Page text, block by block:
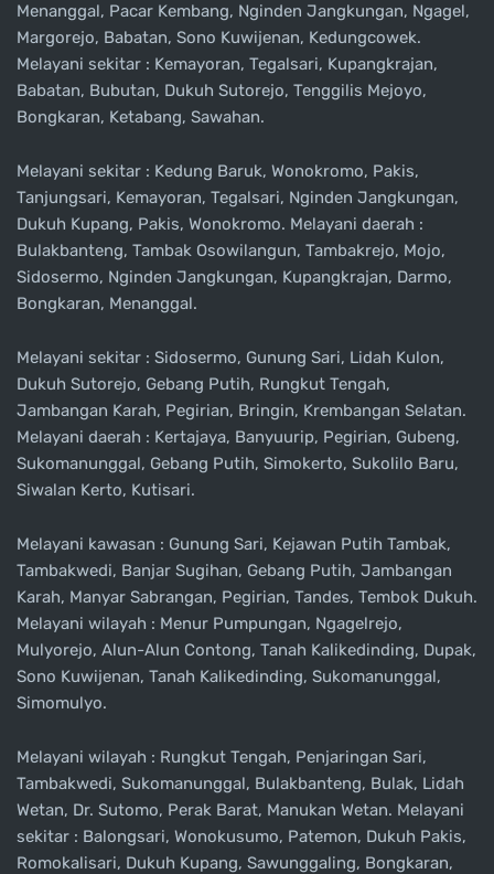
Menanggal, Pacar Kembang, Nginden Jangkungan, Ngagel,
Margorejo, Babatan, Sono Kuwijenan, Kedungcowek.
Melayani sekitar : Kemayoran, Tegalsari, Kupangkrajan,
Babatan, Bubutan, Dukuh Sutorejo, Tenggilis Mejoyo,
Bongkaran, Ketabang, Sawahan.
Melayani sekitar : Kedung Baruk, Wonokromo, Pakis,
Tanjungsari, Kemayoran, Tegalsari, Nginden Jangkungan,
Dukuh Kupang, Pakis, Wonokromo. Melayani daerah :
Bulakbanteng, Tambak Osowilangun, Tambakrejo, Mojo,
Sidosermo, Nginden Jangkungan, Kupangkrajan, Darmo,
Bongkaran, Menanggal.
Melayani sekitar : Sidosermo, Gunung Sari, Lidah Kulon,
Dukuh Sutorejo, Gebang Putih, Rungkut Tengah,
Jambangan Karah, Pegirian, Bringin, Krembangan Selatan.
Melayani daerah : Kertajaya, Banyuurip, Pegirian, Gubeng,
Sukomanunggal, Gebang Putih, Simokerto, Sukolilo Baru,
Siwalan Kerto, Kutisari.
Melayani kawasan : Gunung Sari, Kejawan Putih Tambak,
Tambakwedi, Banjar Sugihan, Gebang Putih, Jambangan
Karah, Manyar Sabrangan, Pegirian, Tandes, Tembok Dukuh.
Melayani wilayah : Menur Pumpungan, Ngagelrejo,
Mulyorejo, Alun-Alun Contong, Tanah Kalikedinding, Dupak,
Sono Kuwijenan, Tanah Kalikedinding, Sukomanunggal,
Simomulyo.
Melayani wilayah : Rungkut Tengah, Penjaringan Sari,
Tambakwedi, Sukomanunggal, Bulakbanteng, Bulak, Lidah
Wetan, Dr. Sutomo, Perak Barat, Manukan Wetan. Melayani
sekitar : Balongsari, Wonokusumo, Patemon, Dukuh Pakis,
Romokalisari, Dukuh Kupang, Sawunggaling, Bongkaran,